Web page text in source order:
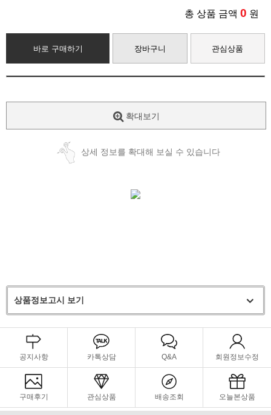
총 상품 금액 0 원
바로 구매하기 장바구니 관심상품
확대보기
상세 정보를 확대해 보실 수 있습니다
상품정보고시 보기
공지사항 카톡상담 Q&A 회원정보수정
구매후기 관심상품 배송조회 오늘본상품